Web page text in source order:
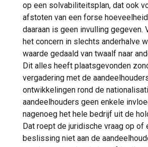
op een solvabiliteitsplan, dat ook
afstoten van een forse
daaraan is geen invulling gegeven.
het concern in slechts anderhalve
waarde gedaald van twaalf naar
Dit alles heeft plaatsgevonden
vergadering met de
ontwikkelingen rond de
aandeelhouders geen enkele
nagenoeg het hele bedrijf uit de
Dat roept de juridische vraag op of
beslissing niet aan de